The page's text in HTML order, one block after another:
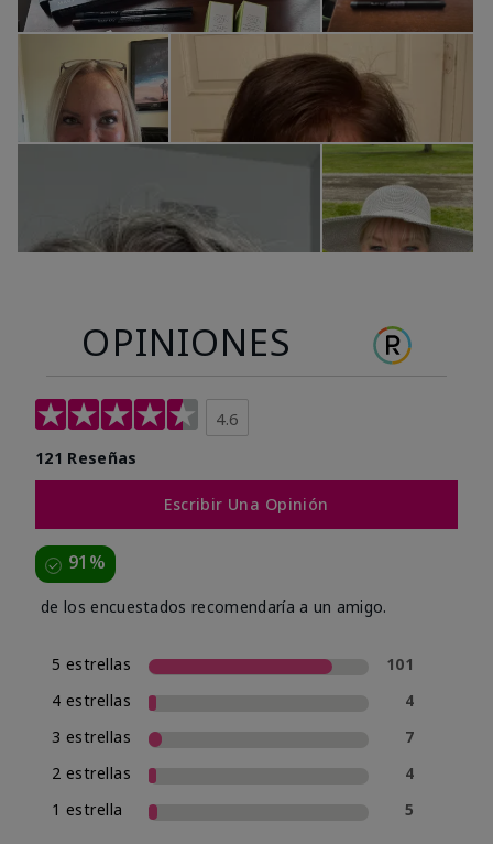
OPINIONES
4.6
121 Reseñas
Escribir Una Opinión
91%
de los encuestados recomendaría a un amigo.
5 estrellas
101
4 estrellas
4
3 estrellas
7
2 estrellas
4
1 estrella
5